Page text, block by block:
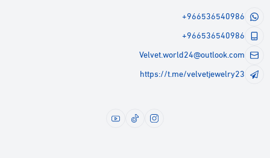
+966536540986
+966536540986
Velvet.world24@outlook.com
https://t.me/velvetjewelry23